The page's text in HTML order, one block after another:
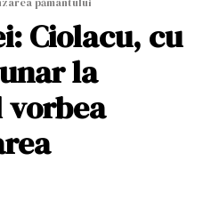
Ciolacu, cu
la
vorbea